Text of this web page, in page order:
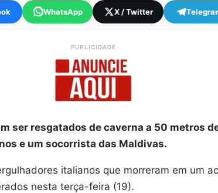
WhatsApp X / Twitter
PUBLICIDADE
ser resgatados de caverna a 50 metros
e um socorrista das Maldivas.
italianos que morreram em um
nesta terça-feira (19).